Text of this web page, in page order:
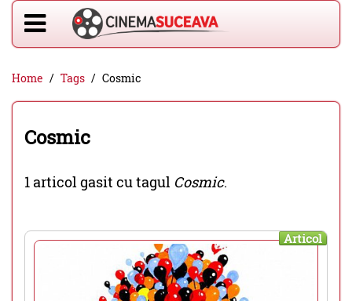
Home Tags Cosmic
Cosmic
1 articol gasit cu tagul Cosmic.
Articol